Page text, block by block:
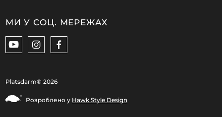
МИ У СОЦ. МЕРЕЖАХ
Platsdarm® 2026
Розроблено у Hawk Style Design